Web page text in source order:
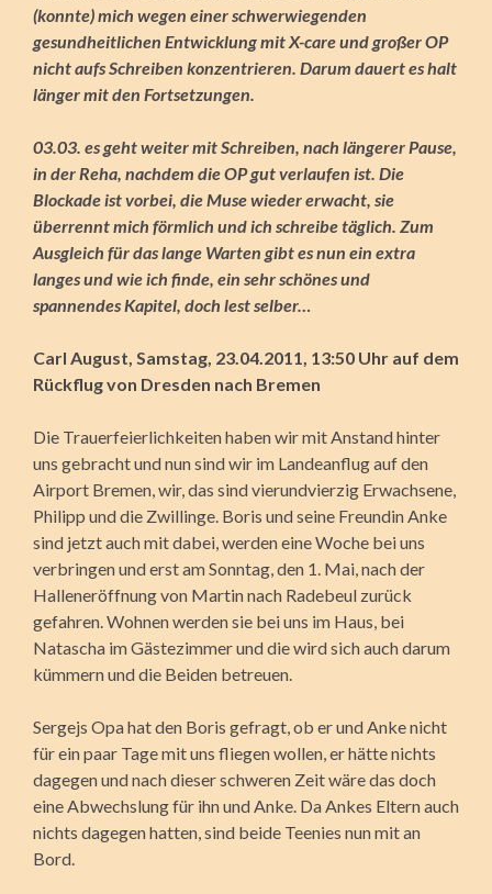
(konnte) mich wegen einer schwerwiegenden
gesundheitlichen Entwicklung mit X-care und großer OP
nicht aufs Schreiben konzentrieren. Darum dauert es halt
länger mit den Fortsetzungen.
03.03. es geht weiter mit Schreiben, nach längerer Pause,
in der Reha, nachdem die OP gut verlaufen ist. Die
Blockade ist vorbei, die Muse wieder erwacht, sie
überrennt mich förmlich und ich schreibe täglich. Zum
Ausgleich für das lange Warten gibt es nun ein extra
langes und wie ich finde, ein sehr schönes und
spannendes Kapitel, doch lest selber…
Carl August, Samstag, 23.04.2011, 13:50 Uhr auf dem
Rückflug von Dresden nach Bremen
Die Trauerfeierlichkeiten haben wir mit Anstand hinter
uns gebracht und nun sind wir im Landeanflug auf den
Airport Bremen, wir, das sind vierundvierzig Erwachsene,
Philipp und die Zwillinge. Boris und seine Freundin Anke
sind jetzt auch mit dabei, werden eine Woche bei uns
verbringen und erst am Sonntag, den 1. Mai, nach der
Halleneröffnung von Martin nach Radebeul zurück
gefahren. Wohnen werden sie bei uns im Haus, bei
Natascha im Gästezimmer und die wird sich auch darum
kümmern und die Beiden betreuen.
Sergejs Opa hat den Boris gefragt, ob er und Anke nicht
für ein paar Tage mit uns fliegen wollen, er hätte nichts
dagegen und nach dieser schweren Zeit wäre das doch
eine Abwechslung für ihn und Anke. Da Ankes Eltern auch
nichts dagegen hatten, sind beide Teenies nun mit an
Bord.